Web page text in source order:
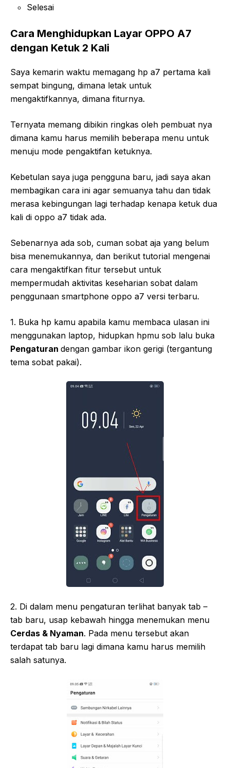
Selesai
Cara Menghidupkan Layar OPPO A7
dengan Ketuk 2 Kali
Saya kemarin waktu memagang hp a7 pertama kali
sempat bingung, dimana letak untuk
mengaktifkannya, dimana fiturnya.
Ternyata memang dibikin ringkas oleh pembuat nya
dimana kamu harus memilih beberapa menu untuk
menuju mode pengaktifan ketuknya.
Kebetulan saya juga pengguna baru, jadi saya akan
membagikan cara ini agar semuanya tahu dan tidak
merasa kebingungan lagi terhadap kenapa ketuk dua
kali di oppo a7 tidak ada.
Sebenarnya ada sob, cuman sobat aja yang belum
bisa menemukannya, dan berikut tutorial mengenai
cara mengaktifkan fitur tersebut untuk
mempermudah aktivitas keseharian sobat dalam
penggunaan smartphone oppo a7 versi terbaru.
1. Buka hp kamu apabila kamu membaca ulasan ini
menggunakan laptop, hidupkan hpmu sob lalu buka
Pengaturan dengan gambar ikon gerigi (tergantung
tema sobat pakai).
2. Di dalam menu pengaturan terlihat banyak tab –
tab baru, usap kebawah hingga menemukan menu
Cerdas & Nyaman. Pada menu tersebut akan
terdapat tab baru lagi dimana kamu harus memilih
salah satunya.